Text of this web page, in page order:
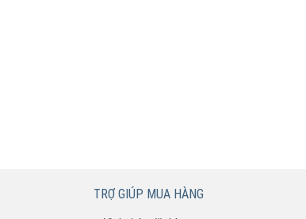
TRỢ GIÚP MUA HÀNG